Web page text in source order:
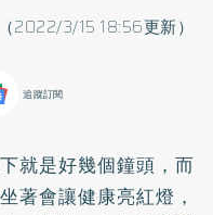
2022/3/15 18:56更新）
追蹤訂閱
就是好幾個鐘頭，而
著會讓健康亮紅燈，